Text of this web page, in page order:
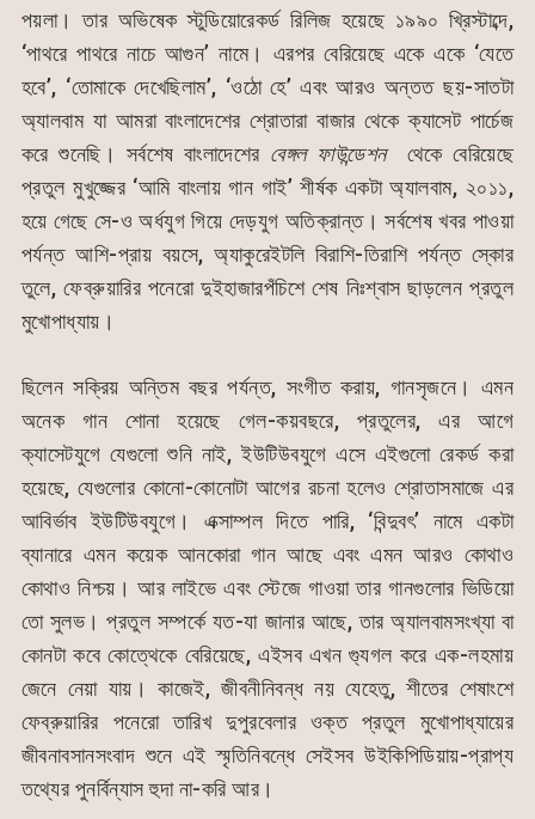
পয়লা। তার অভিষেক স্টুডিয়োরেকর্ড রিলিজ হয়েছে ১৯৯০ খ্রিস্টাব্দে,
‘পাথরে পাথরে নাচে আগুন’ নামে। এরপর বেরিয়েছে একে একে ‘যেতে
হবে’, ‘তোমাকে দেখেছিলাম’, ‘ওঠো হে’ এবং আরও অন্তত ছয়-সাতটা
অ্যালবাম যা আমরা বাংলাদেশের শ্রোতারা বাজার থেকে ক্যাসেট পার্চেজ
করে শুনেছি। সর্বশেষ বাংলাদেশের বেঙ্গল ফাউন্ডেশনথেকে বেরিয়েছে
প্রতুল মুখুজ্জের ‘আমি বাংলায় গান গাই’ শীর্ষক একটা অ্যালবাম, ২০১১,
হয়ে গেছে সে-ও অর্ধযুগ গিয়ে দেড়যুগ অতিক্রান্ত। সর্বশেষ খবর পাওয়া
পর্যন্ত আশি-প্রায় বয়সে, অ্যাকুরেইটলি বিরাশি-তিরাশি পর্যন্ত স্কোর
তুলে, ফেব্রুয়ারির পনেরো দুইহাজারপঁচিশে শেষ নিঃশ্বাস ছাড়লেন প্রতুল
মুখোপাধ্যায়।
ছিলেন সক্রিয় অন্তিম বছর পর্যন্ত, সংগীত করায়, গানসৃজনে। এমন
অনেক গান শোনা হয়েছে গেল-কয়বছরে, প্রতুলের, এর আগে
ক্যাসেটযুগে যেগুলো শুনি নাই, ইউটিউবযুগে এসে এইগুলো রেকর্ড করা
হয়েছে, যেগুলোর কোনো-কোনোটা আগের রচনা হলেও শ্রোতাসমাজে এর
আবির্ভাব ইউটিউবযুগে। এক্সাম্পল দিতে পারি, ‘বিন্দুবৎ’ নামে একটা
ব্যানারে এমন কয়েক আনকোরা গান আছে এবং এমন আরও কোথাও
কোথাও নিশ্চয়। আর লাইভে এবং স্টেজে গাওয়া তার গানগুলোর ভিডিয়ো
তো সুলভ। প্রতুল সম্পর্কে যত-যা জানার আছে, তার অ্যালবামসংখ্যা বা
কোনটা কবে কোত্থেকে বেরিয়েছে, এইসব এখন গ্যুগল করে এক-লহমায়
জেনে নেয়া যায়। কাজেই, জীবনীনিবন্ধ নয় যেহেতু, শীতের শেষাংশে
ফেব্রুয়ারির পনেরো তারিখ দুপুরবেলার ওক্ত প্রতুল মুখোপাধ্যায়ের
জীবনাবসানসংবাদ শুনে এই স্মৃতিনিবন্ধে সেইসব উইকিপিডিয়ায়-প্রাপ্য
তথ্যের পুনর্বিন্যাস হুদা না-করি আর।